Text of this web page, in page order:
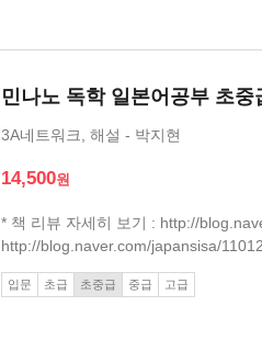
민나노 독학 일본어공부 초중
3A네트워크, 해설 - 박지현
14,500
* 책 리뷰 자세히 보기 : http://
http://blog.naver.com/japansisa/
일본어 독학 너무너무 쉬워
입문 초급 초중급 중급 고급